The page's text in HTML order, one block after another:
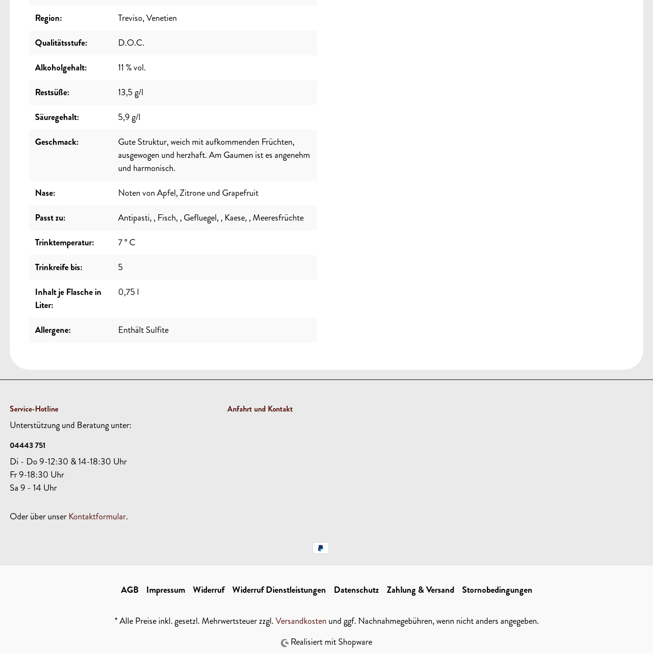
Region:
Treviso, Venetien
Qualitätsstufe:
D.O.C.
Alkoholgehalt:
11 % vol.
Restsüße:
13,5 g/l
Säuregehalt:
5,9 g/l
Geschmack:
Gute Struktur, weich mit aufkommenden Früchten,
ausgewogen und herzhaft. Am Gaumen ist es angenehm
und harmonisch.
Nase:
Noten von Apfel, Zitrone und Grapefruit
Passt zu:
Antipasti,, Fisch,, Gefluegel,, Kaese,, Meeresfrüchte
Trinktemperatur:
7 ° C
Trinkreife bis:
5
Inhalt je Flasche in
Liter:
0,75 l
Allergene: Enthält Sulfite
Service-Hotline
Unterstützung und Beratung unter:
04443 751
Di - Do 9-12:30 & 14-18:30 Uhr
Fr 9-18:30 Uhr
Sa 9 - 14 Uhr
Oder über unserKontaktformular.
Anfahrt und Kontakt
AGB Impressum Widerruf Widerruf Dienstleistungen Datenschutz Zahlung & Versand Stornobedingungen
* Alle Preise inkl. gesetzl. Mehrwertsteuer zzgl.Versandkosten und ggf. Nachnahmegebühren, wenn nicht anders angegeben.
Realisiert mit Shopware